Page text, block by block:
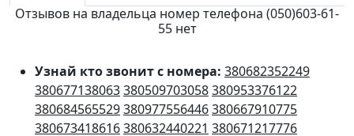
Отзывов на владельца номер телефона (050)603-61-
55 нет
Узнай кто звонит с номера: 380682352249
380677138063380509703058380953376122
380684565529380977556446380667910775
380673418616380632440221 380671217776